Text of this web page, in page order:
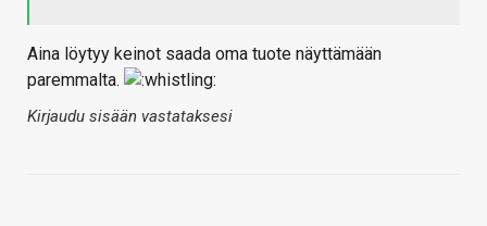
Aina löytyy keinot saada oma tuote näyttämään
paremmalta.
Kirjaudu sisään vastataksesi